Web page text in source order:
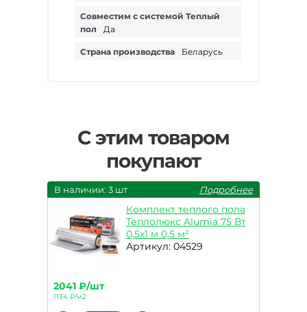
Совместим с системой Теплый
пол
Да
Страна производства Беларусь
С этим товаром
покупают
В наличии: 3 шт Подробнее
Комплект теплого пола
Теплолюкс Alumia 75 Вт
0,5х1 м 0,5 м²
Артикул: 04529
2041 ₽/шт
1134 ₽/м2